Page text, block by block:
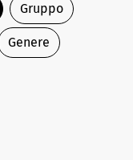
Gruppo
Genere